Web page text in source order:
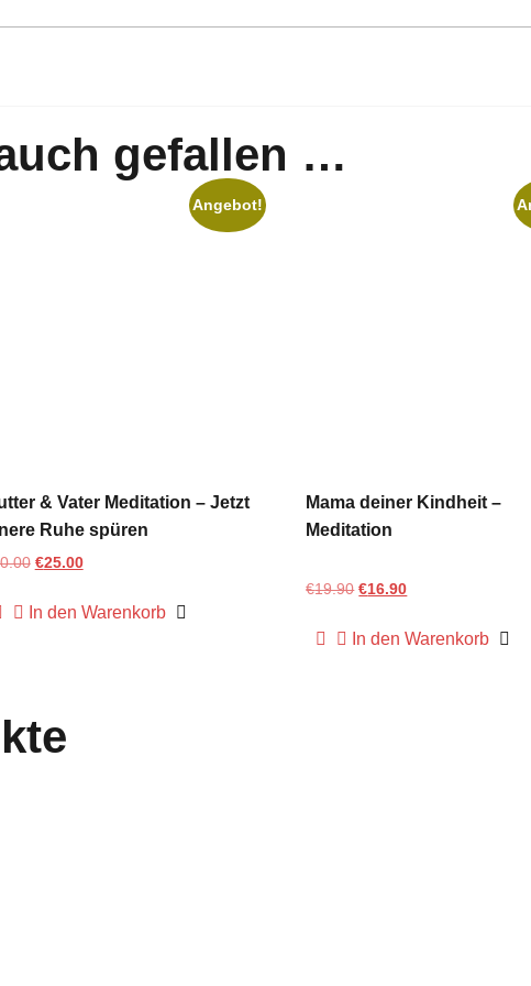
gefallen …
Angebot!
& Vater Meditation – Jetzt
Ruhe spüren
€25.00
In den Warenkorb
Mama deiner Kindheit –
Meditation
€19.90 €16.90
In den Warenkorb